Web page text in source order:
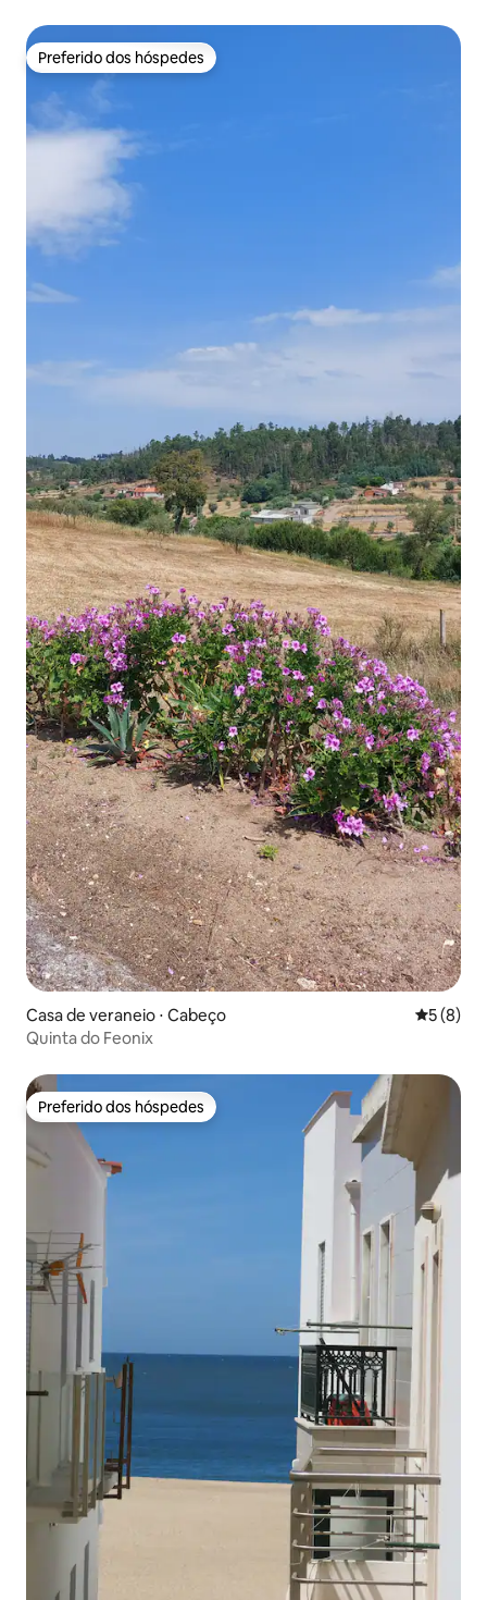
Preferido dos hóspedes
Preferido dos hóspedes
Casa de veraneio ⋅ Cabeço 5 de
5 (8)
Quinta do Feonix
Preferido dos hóspedes
Preferido dos hóspedes